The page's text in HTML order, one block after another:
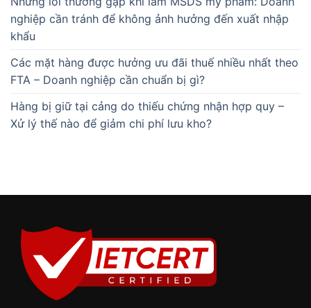
nghiệp cần tránh để không ảnh hưởng đến xuất nhập
khẩu
Các mặt hàng được hưởng ưu đãi thuế nhiều nhất theo
FTA – Doanh nghiệp cần chuẩn bị gì?
Hàng bị giữ tại cảng do thiếu chứng nhận hợp quy –
Xử lý thế nào để giảm chi phí lưu kho?